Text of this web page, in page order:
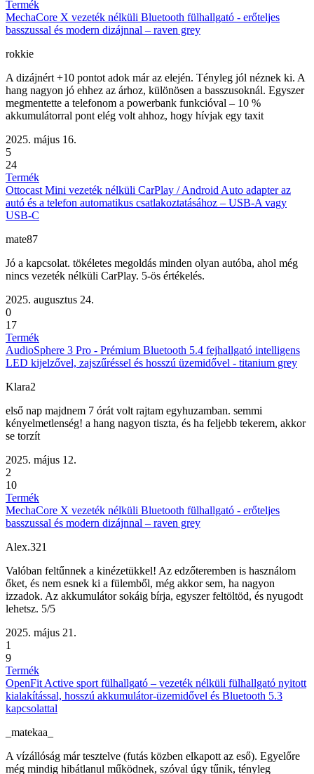
Termék
MechaCore X vezeték nélküli Bluetooth fülhallgató - erőteljes
basszussal és modern dizájnnal – raven grey
rokkie
A dizájnért +10 pontot adok már az elején. Tényleg jól néznek ki. A
hang nagyon jó ehhez az árhoz, különösen a basszusoknál. Egyszer
megmentette a telefonom a powerbank funkcióval – 10 %
akkumulátorral pont elég volt ahhoz, hogy hívjak egy taxit
2025. május 16.
5
24
Termék
Ottocast Mini vezeték nélküli CarPlay / Android Auto adapter az
autó és a telefon automatikus csatlakoztatásához – USB-A vagy
USB-C
mate87
Jó a kapcsolat. tökéletes megoldás minden olyan autóba, ahol még
nincs vezeték nélküli CarPlay. 5-ös értékelés.
2025. augusztus 24.
0
17
Termék
AudioSphere 3 Pro - Prémium Bluetooth 5.4 fejhallgató intelligens
LED kijelzővel, zajszűréssel és hosszú üzemidővel - titanium grey
Klara2
első nap majdnem 7 órát volt rajtam egyhuzamban. semmi
kényelmetlenség! a hang nagyon tiszta, és ha feljebb tekerem, akkor
se torzít
2025. május 12.
2
10
Termék
MechaCore X vezeték nélküli Bluetooth fülhallgató - erőteljes
basszussal és modern dizájnnal – raven grey
Alex.321
Valóban feltűnnek a kinézetükkel! Az edzőteremben is használom
őket, és nem esnek ki a fülemből, még akkor sem, ha nagyon
izzadok. Az akkumulátor sokáig bírja, egyszer feltöltöd, és nyugodt
lehetsz. 5/5
2025. május 21.
1
9
Termék
OpenFit Active sport fülhallgató – vezeték nélküli fülhallgató nyitott
kialakítással, hosszú akkumulátor-üzemidővel és Bluetooth 5.3
kapcsolattal
_matekaa_
A vízállóság már tesztelve (futás közben elkapott az eső). Egyelőre
még mindig hibátlanul működnek, szóval úgy tűnik, tényleg